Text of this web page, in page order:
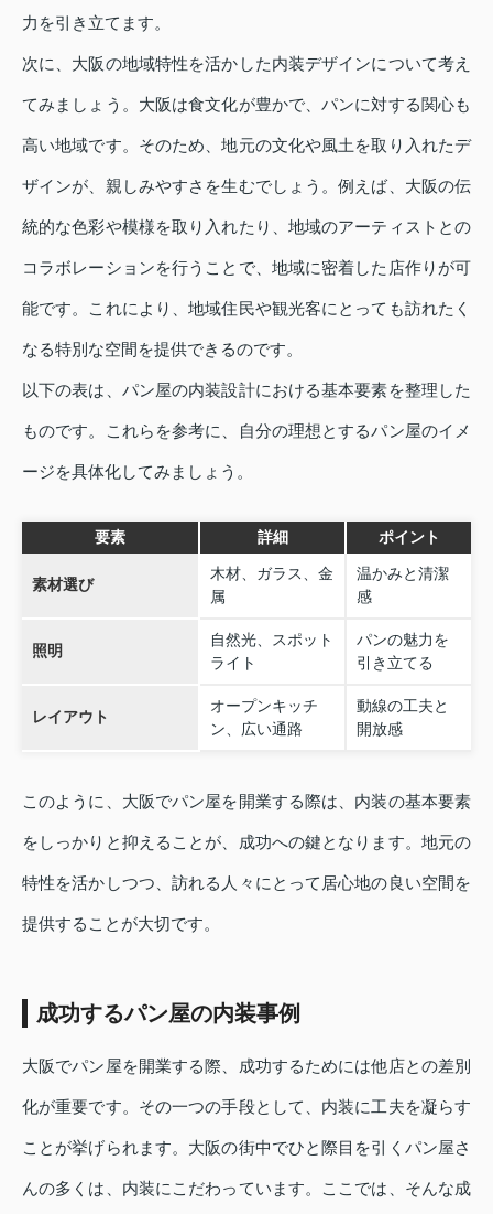
力を引き立てます。
次に、大阪の地域特性を活かした内装デザインについて考え
てみましょう。大阪は食文化が豊かで、パンに対する関心も
高い地域です。そのため、地元の文化や風土を取り入れたデ
ザインが、親しみやすさを生むでしょう。例えば、大阪の伝
統的な色彩や模様を取り入れたり、地域のアーティストとの
コラボレーションを行うことで、地域に密着した店作りが可
能です。これにより、地域住民や観光客にとっても訪れたく
なる特別な空間を提供できるのです。
以下の表は、パン屋の内装設計における基本要素を整理した
ものです。これらを参考に、自分の理想とするパン屋のイメ
ージを具体化してみましょう。
要素 詳細 ポイント
素材選び
木材、ガラス、金
属
温かみと清潔
感
照明
自然光、スポット
ライト
パンの魅力を
引き立てる
レイアウト
オープンキッチ
ン、広い通路
動線の工夫と
開放感
このように、大阪でパン屋を開業する際は、内装の基本要素
をしっかりと抑えることが、成功への鍵となります。地元の
特性を活かしつつ、訪れる人々にとって居心地の良い空間を
提供することが大切です。
成功するパン屋の内装事例
大阪でパン屋を開業する際、成功するためには他店との差別
化が重要です。その一つの手段として、内装に工夫を凝らす
ことが挙げられます。大阪の街中でひと際目を引くパン屋さ
んの多くは、内装にこだわっています。ここでは、そんな成